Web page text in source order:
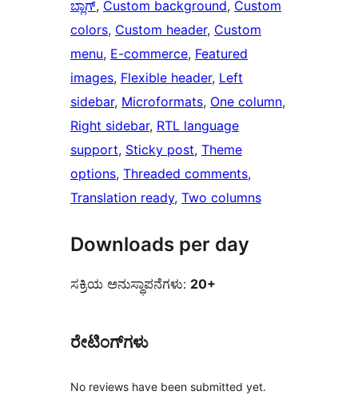
ಬ್ಲಾಗ್, Custom background, Custom
colors, Custom header, Custom
menu, E-commerce, Featured
images, Flexible header, Left
sidebar, Microformats, One column
Right sidebar, RTL language
support, Sticky post, Theme
options, Threaded comments
Translation ready, Two columns
Downloads per day
ಸಕ್ರಿಯ ಅನುಸ್ಥಾಪನೆಗಳು: 20+
ರೇಟಿಂಗ್‌ಗಳು
No reviews have been submitted yet.